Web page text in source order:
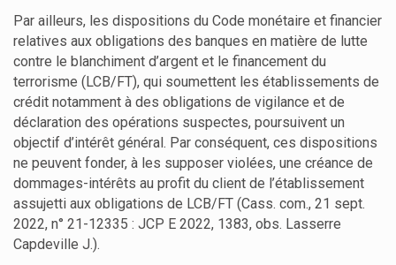
Par ailleurs, les dispositions du Code monétaire et financier
relatives aux obligations des banques en matière de lutte
contre le blanchiment d’argent et le financement du
terrorisme (LCB/FT), qui soumettent les établissements de
crédit notamment à des obligations de vigilance et de
déclaration des opérations suspectes, poursuivent un
objectif d’intérêt général. Par conséquent, ces dispositions
ne peuvent fonder, à les supposer violées, une créance de
dommages-intérêts au profit du client de l’établissement
assujetti aux obligations de LCB/FT (Cass. com., 21 sept.
2022, n° 21-12335 : JCP E 2022, 1383, obs. Lasserre
Capdeville J.).